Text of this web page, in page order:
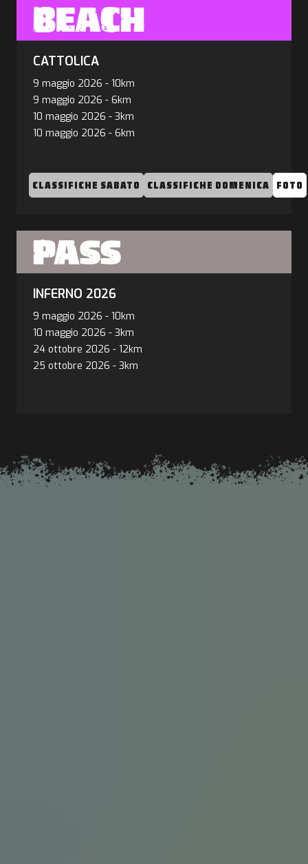
BEACH
CATTOLICA
9 maggio 2026 - 10km
9 maggio 2026 - 6km
10 maggio 2026 - 3km
10 maggio 2026 - 6km
CLASSIFICHE SABATO CLASSIFICHE DOMENICA FOTO
PASS
INFERNO 2026
9 maggio 2026 - 10km
10 maggio 2026 - 3km
24 ottobre 2026 - 12km
25 ottobre 2026 - 3km